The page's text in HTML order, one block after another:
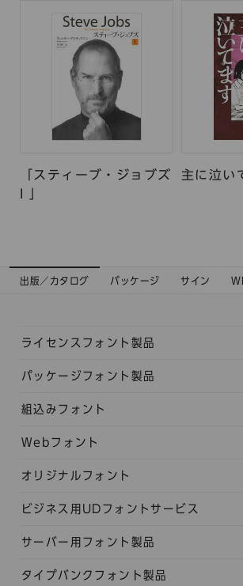
「スティーブ・ジョブズ
主に泣い
出版／カタログ パッケージ サイン
ライセンスフォント製品
パッケージフォント製品
組込みフォント
Webフォント
オリジナルフォント
ビジネス用UDフォントサービス
サーバー用フォント製品
タイプバンクフォント製品